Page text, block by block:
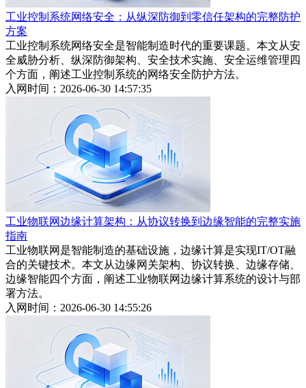
工业控制系统网络安全：从纵深防御到零信任架构的完整防护
方案
工业控制系统网络安全是智能制造时代的重要课题。本文从安
全威胁分析、纵深防御架构、安全技术实施、安全运维管理四
个方面，阐述工业控制系统的网络安全防护方法。
入网时间：2026-06-30 14:57:35
工业物联网边缘计算架构：从协议转换到边缘智能的完整实施
指南
工业物联网是智能制造的基础设施，边缘计算是实现IT/OT融
合的关键技术。本文从边缘网关架构、协议转换、边缘存储、
边缘智能四个方面，阐述工业物联网边缘计算系统的设计与部
署方法。
入网时间：2026-06-30 14:55:26